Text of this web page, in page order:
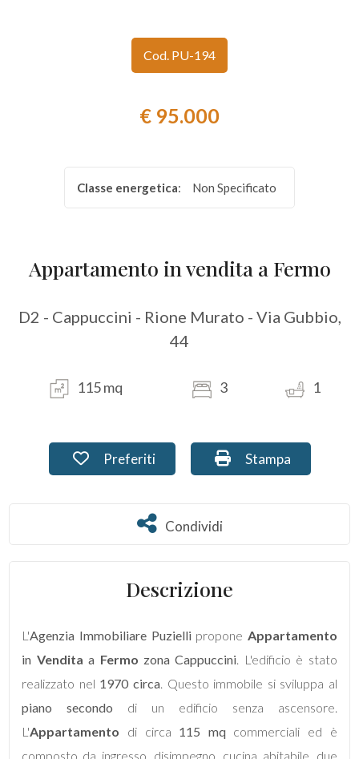
Cod. PU-194
€ 95.000
Classe energetica: Non Specificato
Appartamento in vendita a Fermo
D2 - Cappuccini - Rione Murato - Via Gubbio,
44
115 mq 3 1
Preferiti: Cod. PU-194
Preferiti Stampa: Cod. PU-
Stampa
Condividi
Condividi
Descrizione
L'Agenzia Immobiliare Puziellipropone Appartamento
in Vendita a Fermo zona Cappuccini. L'edificio è stato
realizzato nel 1970 circa. Questo immobile si sviluppa al
piano secondo di un edificio senza ascensore.
L'Appartamento di circa 115 mqcommerciali ed è
composto da ingresso, disimpegno, cucina abitabile, due
multiscelta
Commerciali
Terreni
Totale